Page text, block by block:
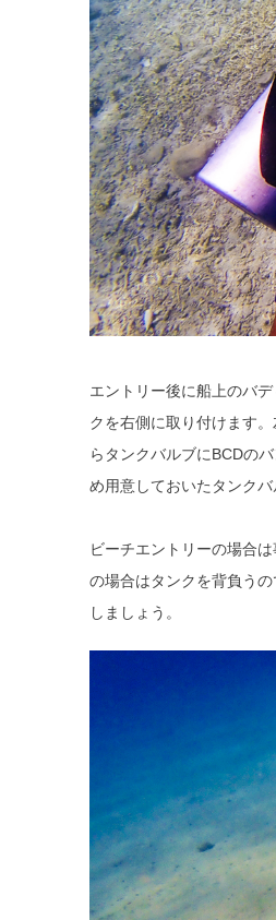
エントリー後に船上のバ
クを右側に取り付けます
らタンクバルブにBCDの
め用意しておいたタンク
ビーチエントリーの場合
の場合はタンクを背負う
しましょう。